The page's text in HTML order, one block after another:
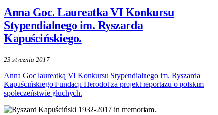
Anna Goc. Laureatka VI Konkursu
Stypendialnego im. Ryszarda
Kapuścińskiego.
23 stycznia 2017
Anna Goc laureatką VI Konkursu Stypendialnego im. Ryszarda
Kapuścińskiego Fundacji Herodot za projekt reportażu o polskim
społeczeństwie głuchych.